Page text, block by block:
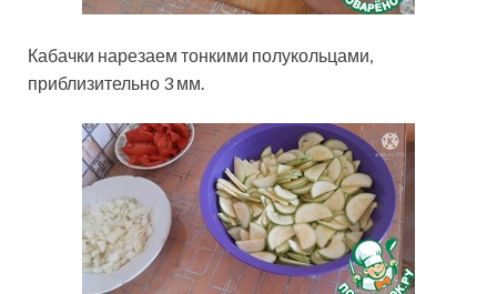
Кабачки нарезаем тонкими полукольцами,
приблизительно 3 мм.